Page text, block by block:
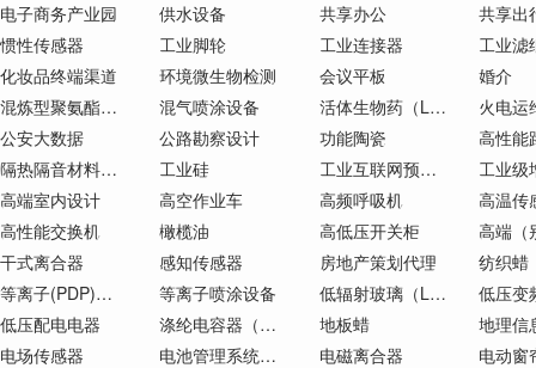
电子商务产业园
供水设备 共享办公
共享出
惯性传感器
工业脚轮 工业连接器
工业滤
化妆品终端渠道
环境微生物检测 会议平板
婚介
混炼型聚氨酯弹性体（MPU）
混气喷涂设备 活体生物药（LBP）
火电运
公安大数据
公路勘察设计 功能陶瓷
高性能
隔热隔音材料制造
工业硅 工业互联网预测性维护（PdM）
工业级
高端室内设计
高空作业车 高频呼吸机
高温传
高性能交换机
橄榄油
高低压开关柜
干式离合器
感知传感器 房地产策划代理
纺织蜡
等离子(PDP)电视机
等离子喷涂设备 低辐射玻璃（Low-E）
低压变
低压配电电器
涤纶电容器（CL）
地板蜡
电场传感器
电池管理系统（BMS） 电磁离合器
电动窗